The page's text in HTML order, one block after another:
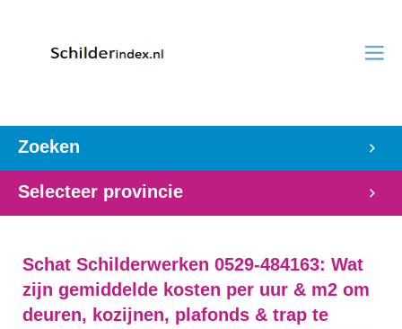
Zoeken
Selecteer provincie
Schat Schilderwerken 0529-484163: Wat
zijn gemiddelde kosten per uur & m2 om
deuren, kozijnen, plafonds & trap te